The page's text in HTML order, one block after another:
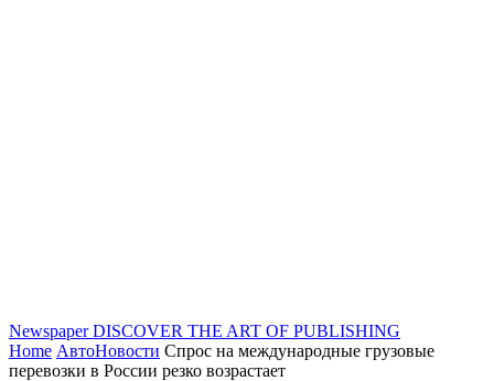
Newspaper DISCOVER THE ART OF PUBLISHING
Home АвтоНовости Спрос на международные грузовые
перевозки в России резко возрастает